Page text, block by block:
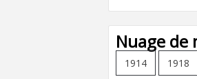
Nuage de
1914 1918